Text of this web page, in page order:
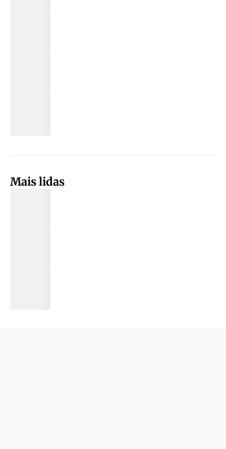
Mais lidas